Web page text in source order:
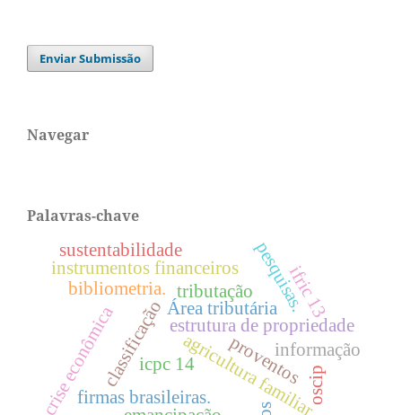
Enviar Submissão
Navegar
Palavras-chave
classificaçãoÁrea tributária
tributação
estrutura de propriedade
firmas brasileiras.agricultura familiar
bibliometria.
crise econômica
instrumentos financeiros pesquisas.
oscip
sustentabilidade
ifric 13
icpc 14 proventosinformação